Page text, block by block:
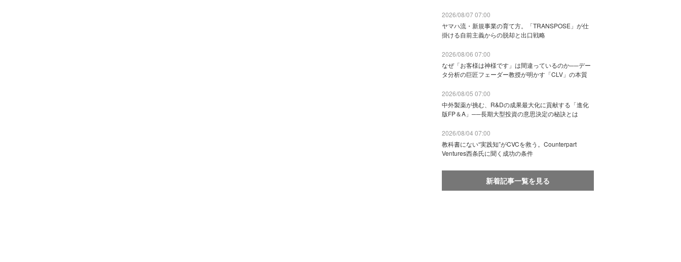
2026/08/07 07:00
ヤマハ流・新規事業の育て方。「TRANSPOSE」が仕
掛ける自前主義からの脱却と出口戦略
2026/08/06 07:00
なぜ「お客様は神様です」は間違っているのか──デー
タ分析の巨匠フェーダー教授が明かす「CLV」の本質
2026/08/05 07:00
中外製薬が挑む、R&Dの成果最大化に貢献する「進化
版FP＆A」──長期大型投資の意思決定の秘訣とは
2026/08/04 07:00
教科書にない“実践知”がCVCを救う。Counterpart
Ventures西条氏に聞く成功の条件
新着記事一覧を見る